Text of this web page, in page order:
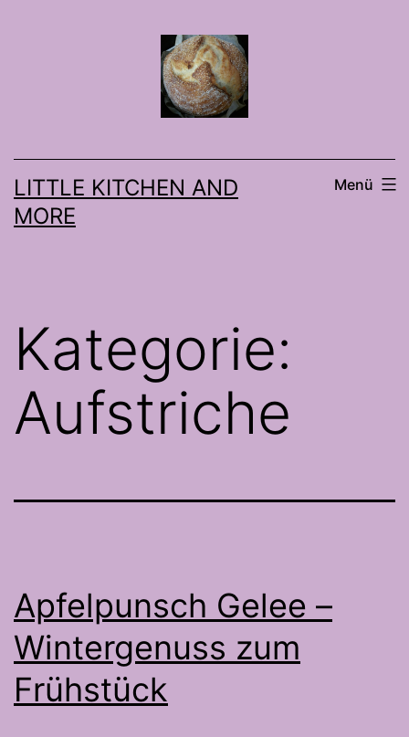
LITTLE KITCHEN AND
MORE
Menü
Kategorie:
Aufstriche
Apfelpunsch Gelee –
Wintergenuss zum
Frühstück